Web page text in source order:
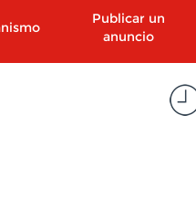
Publicar un
anuncio